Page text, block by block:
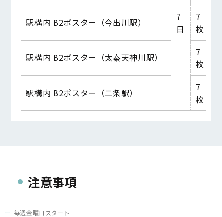
7
日
駅構内 B2ポスター（今出川駅）
7
枚
駅構内 B2ポスター（太秦天神川駅）
7
枚
駅構内 B2ポスター（二条駅）
7
枚
注意事項
毎週金曜日スタート